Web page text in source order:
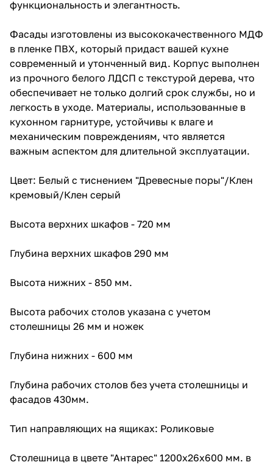
функциональность и элегантность.
Фасады изготовлены из высококачественного МДФ
в пленке ПВХ, который придаст вашей кухне
современный и утонченный вид. Корпус выполнен
из прочного белого ЛДСП с текстурой дерева, что
обеспечивает не только долгий срок службы, но и
легкость в уходе. Материалы, использованные в
кухонном гарнитуре, устойчивы к влаге и
механическим повреждениям, что является
важным аспектом для длительной эксплуатации.
Цвет: Белый с тиснением "Древесные поры"/Клен
кремовый/Клен серый
Высота верхних шкафов - 720 мм
Глубина верхних шкафов 290 мм
Высота нижних - 850 мм.
Высота рабочих столов указана с учетом
столешницы 26 мм и ножек
Глубина нижних - 600 мм
Глубина рабочих столов без учета столешницы и
фасадов 430мм.
Тип направляющих на ящиках: Роликовые
Столешница в цвете "Антарес" 1200х26х600 мм. в